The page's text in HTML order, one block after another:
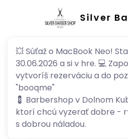
Silver
💥 Súťaž o MacBook Neo!
30.06.2026 a si v hre. 💻
vytvoríš rezerváciu a do
"booqme"
💈 Barbershop v Dolnom
ktorí chcú vyzerať dobre -
s dobrou náladou.